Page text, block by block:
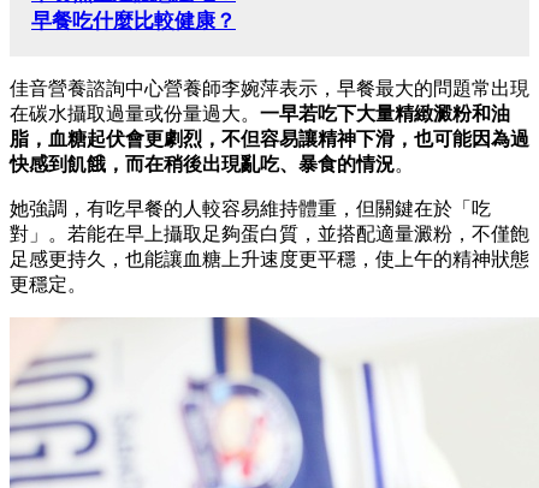
早餐吃什麼比較健康？
佳音營養諮詢中心營養師李婉萍表示，早餐最大的問題常出現
在碳水攝取過量或份量過大。 一早若吃下大量精緻澱粉和油
脂，血糖起伏會更劇烈，不但容易讓精神下滑，也可能因為過
快感到飢餓，而在稍後出現亂吃、暴食的情況。
她強調，有吃早餐的人較容易維持體重，但關鍵在於「吃
對」。若能在早上攝取足夠蛋白質，並搭配適量澱粉，不僅飽
足感更持久，也能讓血糖上升速度更平穩，使上午的精神狀態
更穩定。